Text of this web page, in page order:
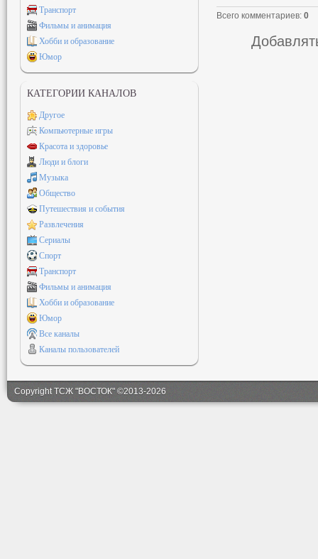
Всего комментариев: 0
Транспорт
Фильмы и анимация
Хобби и образование
Юмор
КАТЕГОРИИ КАНАЛОВ
Другое
Компьютерные игры
Красота и здоровье
Люди и блоги
Музыка
Общество
Путешествия и события
Развлечения
Сериалы
Спорт
Транспорт
Фильмы и анимация
Хобби и образование
Юмор
Все каналы
Каналы пользователей
Copyright ТСЖ "ВОСТОК" ©2013-2026